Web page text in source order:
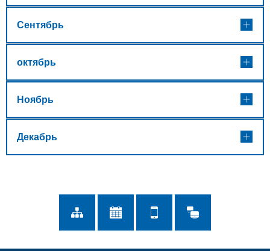
Сентябрь
октябрь
Ноябрь
Декабрь